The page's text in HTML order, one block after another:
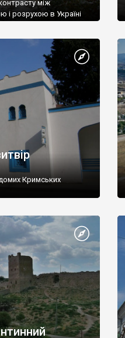
між
і розрухою в Україні
Кримських